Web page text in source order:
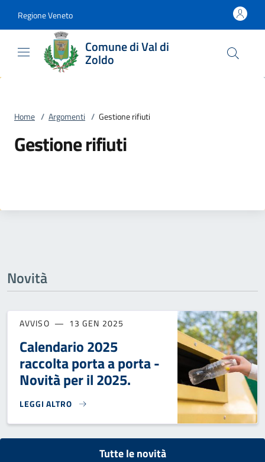
Regione Veneto
Comune di Val di
Zoldo
Home / Argomenti / Gestione rifiuti
Gestione rifiuti
Novità
AVVISO 13 GEN 2025
Calendario 2025
raccolta porta a porta -
Novità per il 2025.
LEGGI ALTRO
CALENDARIO 2025 RACCOLTA PORTA A PORTA - NOVITÀ
Tutte le novità